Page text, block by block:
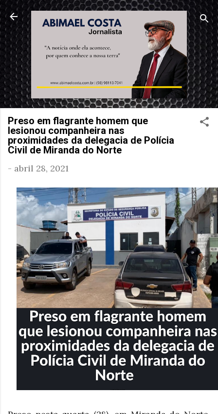
Pular para o conteúdo principal
Preso em flagrante homem que
lesionou companheira nas
proximidades da delegacia de Polícia
Civil de Miranda do Norte
- abril 28, 2021